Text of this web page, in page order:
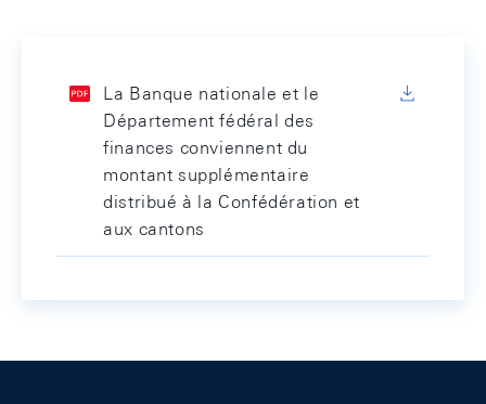
La Banque nationale et le
Département fédéral des
finances conviennent du
montant supplémentaire
distribué à la Confédération et
aux cantons